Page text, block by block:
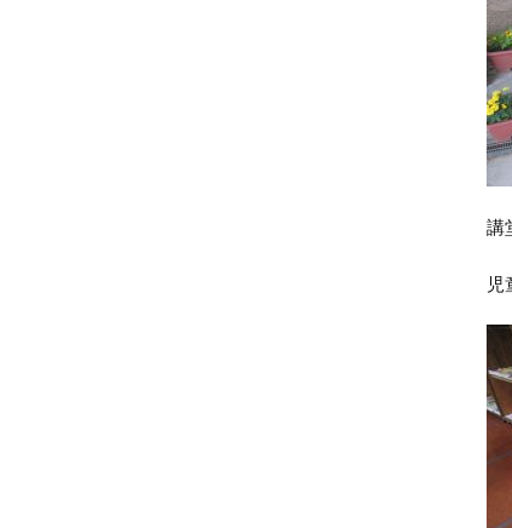
講
児